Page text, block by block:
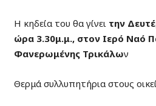
Η κηδεία του θα γίνει την
ώρα 3.30μ.μ., στον Ιερό Ναό
Φανερωμένης Τρικάλων
Θερμά συλλυπητήρια στους